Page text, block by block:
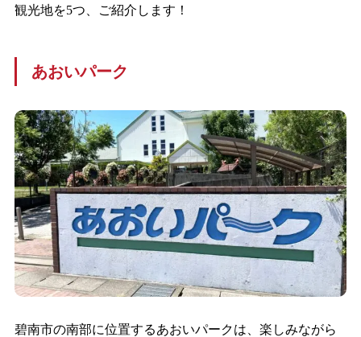
観光地を5つ、ご紹介します！
あおいパーク
碧南市の南部に位置するあおいパークは、楽しみながら